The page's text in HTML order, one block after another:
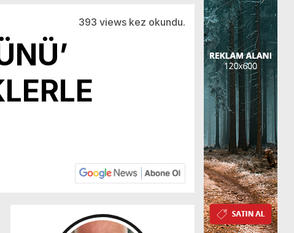
393 views kez okundu.